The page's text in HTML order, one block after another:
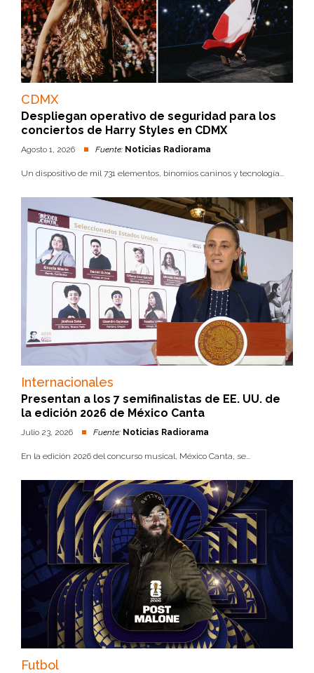
CDMX
Despliegan operativo de seguridad para los
conciertos de Harry Styles en CDMX
Agosto 1, 2026 Fuente: Noticias Radiorama
Un dispositivo de mil 731 elementos, binomios caninos y tecnología...
Internacionales
Presentan a los 7 semifinalistas de EE. UU. de
la edición 2026 de México Canta
Julio 23, 2026 Fuente: Noticias Radiorama
En la edición 2026 del concurso musical, México Canta, se...
Futbol